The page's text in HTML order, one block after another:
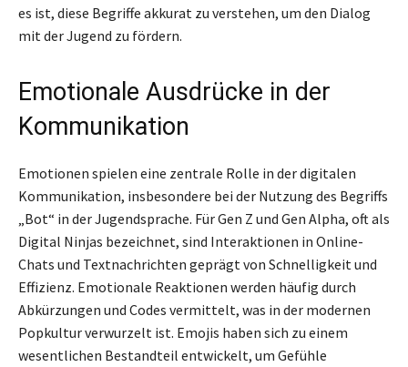
es ist, diese Begriffe akkurat zu verstehen, um den Dialog
mit der Jugend zu fördern.
Emotionale Ausdrücke in der
Kommunikation
Emotionen spielen eine zentrale Rolle in der digitalen
Kommunikation, insbesondere bei der Nutzung des Begriffs
„Bot“ in der Jugendsprache. Für Gen Z und Gen Alpha, oft als
Digital Ninjas bezeichnet, sind Interaktionen in Online-
Chats und Textnachrichten geprägt von Schnelligkeit und
Effizienz. Emotionale Reaktionen werden häufig durch
Abkürzungen und Codes vermittelt, was in der modernen
Popkultur verwurzelt ist. Emojis haben sich zu einem
wesentlichen Bestandteil entwickelt, um Gefühle